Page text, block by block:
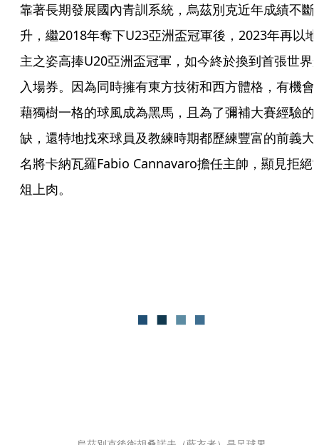
靠著長期發展國內青訓系統，烏茲別克近年成績不斷
升，繼2018年奪下U23亞洲盃冠軍後，2023年再以地
主之姿高捧U20亞洲盃冠軍，如今終於換到首張世界
入場券。因為同時擁有東方技術和西方體格，有機會
藉獨樹一格的球風成為黑馬，且為了彌補大賽經驗的
缺，還特地找來球員及教練時期都歷練豐富的前義大
名將卡納瓦羅Fabio Cannavaro擔任主帥，顯見拒絕
俎上肉。